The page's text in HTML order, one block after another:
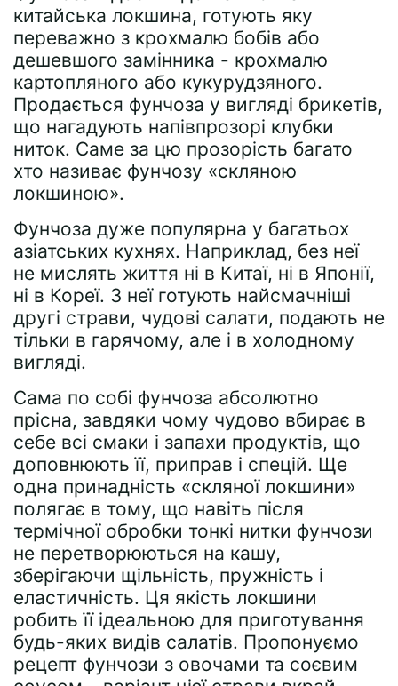
китайська локшина, готують яку
переважно з крохмалю бобів або
дешевшого замінника - крохмалю
картопляного або кукурудзяного.
Продається фунчоза у вигляді брикетів,
що нагадують напівпрозорі клубки
ниток. Саме за цю прозорість багато
хто називає фунчозу «скляною
локшиною».
Фунчоза дуже популярна у багатьох
азіатських кухнях. Наприклад, без неї
не мислять життя ні в Китаї, ні в Японії,
ні в Кореї. З неї готують найсмачніші
другі страви, чудові салати, подають не
тільки в гарячому, але і в холодному
вигляді.
Сама по собі фунчоза абсолютно
прісна, завдяки чому чудово вбирає в
себе всі смаки і запахи продуктів, що
доповнюють її, приправ і спецій. Ще
одна принадність «скляної локшини»
полягає в тому, що навіть після
термічної обробки тонкі нитки фунчози
не перетворюються на кашу,
зберігаючи щільність, пружність і
еластичність. Ця якість локшини
робить її ідеальною для приготування
будь-яких видів салатів. Пропонуємо
рецепт фунчози з овочами та соєвим